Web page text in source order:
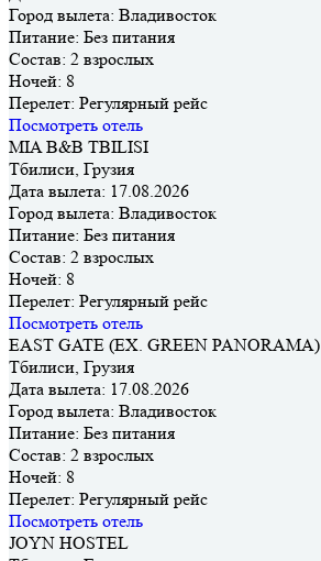
Город вылета: Владивосток
Питание: Без питания
Состав: 2 взрослых
Ночей: 8
Перелет: Регулярный рейс
Посмотреть отель
MIA B&B TBILISI
Тбилиси, Грузия
Дата вылета: 17.08.2026
Город вылета: Владивосток
Питание: Без питания
Состав: 2 взрослых
Ночей: 8
Перелет: Регулярный рейс
Посмотреть отель
EAST GATE (EX. GREEN PANORAMA)
Тбилиси, Грузия
Дата вылета: 17.08.2026
Город вылета: Владивосток
Питание: Без питания
Состав: 2 взрослых
Ночей: 8
Перелет: Регулярный рейс
Посмотреть отель
JOYN HOSTEL